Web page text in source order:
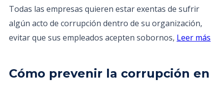
Todas las empresas quieren estar exentas de sufrir
algún acto de corrupción dentro de su organización,
evitar que sus empleados acepten sobornos, Leer más
Cómo prevenir la corrupción en